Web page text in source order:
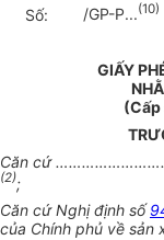
Số: /GP-P...(10)
GIẤY
Căn cứ
(2);
Căn cứ Nghị định số
của Chính phủ về sản